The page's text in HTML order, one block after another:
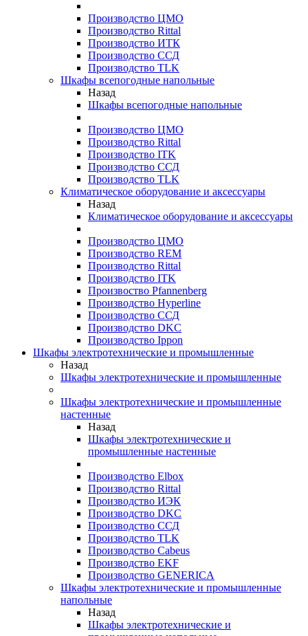
Производство ЦМО
Производство Rittal
Производство ИТК
Производство ССД
Производство TLK
Шкафы всепогодные напольные
Назад
Шкафы всепогодные напольные
Производство ЦМО
Производство Rittal
Производство ITK
Производство ССД
Производство TLK
Климатическое оборудование и аксессуары
Назад
Климатическое оборудование и аксессуары
Производство ЦМО
Производство REM
Производство Rittal
Производство ITK
Произвоство Pfannenberg
Производство Hyperline
Производство ССД
Производство DKC
Производство Ippon
Шкафы электротехнические и промышленные
Назад
Шкафы электротехнические и промышленные
Шкафы электротехнические и промышленные
настенные
Назад
Шкафы электротехнические и
промышленные настенные
Производство Elbox
Производство Rittal
Производство ИЭК
Производство DKC
Производство ССД
Производство TLK
Производство Cabeus
Производство EKF
Производство GENERICA
Шкафы электротехнические и промышленные
напольные
Назад
Шкафы электротехнические и